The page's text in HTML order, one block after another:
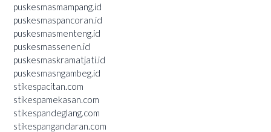
puskesmasmampang.id
puskesmaspancoran.id
puskesmasmenteng.id
puskesmassenen.id
puskesmaskramatjati.id
puskesmasngambeg.id
stikespacitan.com
stikespamekasan.com
stikespandeglang.com
stikespangandaran.com